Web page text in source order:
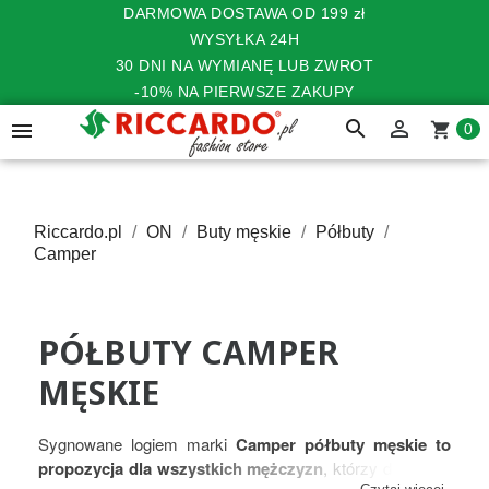
DARMOWA DOSTAWA OD 199 zł
WYSYŁKA 24H
30 DNI NA WYMIANĘ LUB ZWROT
-10% NA PIERWSZE ZAKUPY
 search  shopping_cart 0
Riccardo.pl ON Buty męskie
Półbuty
Camper
PÓŁBUTY CAMPER
MĘSKIE
Sygnowane logiem marki Camper półbuty męskie to
propozycja dla wszystkich mężczyzn, którzy doceniają